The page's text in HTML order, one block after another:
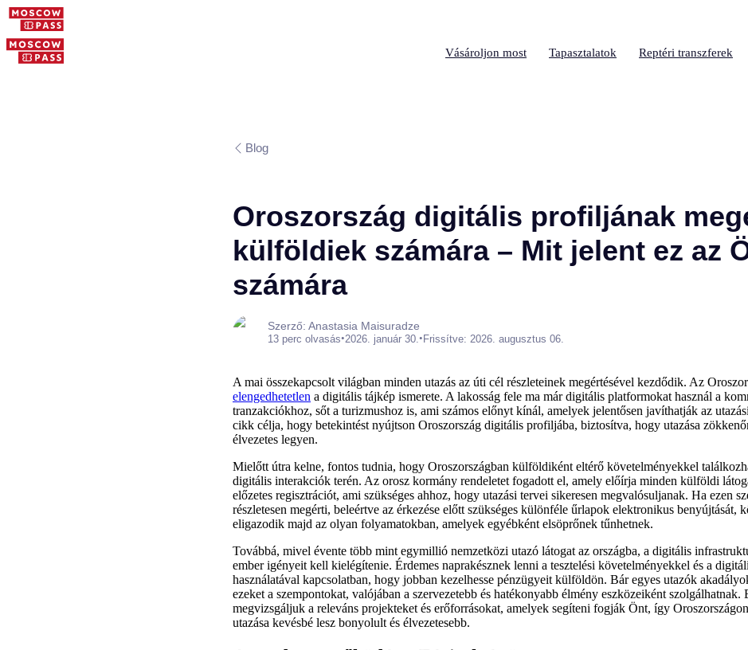
Vásároljon most Tapasztalatok Reptéri transzferek
Blog
Oroszország digitális profiljának
külföldiek számára – Mit jelent ez az
számára
Szerző: Anastasia Maisuradze
13 perc olvasás•2026. január 30. •Frissítve: 2026. augusztus 06.
A mai összekapcsolt világban minden utazás az úti cél részleteinek megértésével kezdődik. Az
elengedhetetlen a digitális tájkép ismerete. A lakosság fele ma már digitális platformokat használ a
tranzakciókhoz, sőt a turizmushoz is, ami számos előnyt kínál, amelyek jelentősen javíthatják az
cikk célja, hogy betekintést nyújtson Oroszország digitális profiljába, biztosítva, hogy utazása
élvezetes legyen.
Mielőtt útra kelne, fontos tudnia, hogy Oroszországban külföldiként eltérő követelményekkel
digitális interakciók terén. Az orosz kormány rendeletet fogadott el, amely előírja minden külföldi
előzetes regisztrációt, ami szükséges ahhoz, hogy utazási tervei sikeresen megvalósuljanak. Ha ezen
részletesen megérti, beleértve az érkezése előtt szükséges különféle űrlapok elektronikus benyújtását,
eligazodik majd az olyan folyamatokban, amelyek egyébként elsöprőnek tűnhetnek.
Továbbá, mivel évente több mint egymillió nemzetközi utazó látogat az országba, a digitális
ember igényeit kell kielégítenie. Érdemes naprakésznek lenni a tesztelési követelményekkel és a
használatával kapcsolatban, hogy jobban kezelhesse pénzügyeit külföldön. Bár egyes utazók
ezeket a szempontokat, valójában a szervezetebb és hatékonyabb élmény eszközeiként szolgálhatnak.
megvizsgáljuk a releváns projekteket és erőforrásokat, amelyek segíteni fogják Önt, így
utazása kevésbé lesz bonyolult és élvezetesebb.